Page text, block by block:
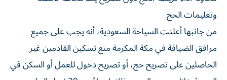
وتعليمات الحج
من جانبها أعلنت السياحة السعودية، أنه يجب على جميع
مرافق الضيافة في مكة المكرمة منع تسكين القادمين غير
الحاصلين على تصريح حج، أو تصريح دخول للعمل أو السكن في